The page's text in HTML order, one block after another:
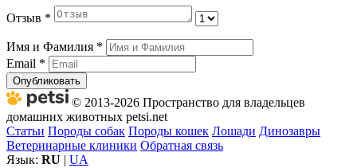
Отзыв *
Имя и Фамилия *
Email *
Опубликовать
© 2013-2026 Пространство для владельцев
домашних животных petsi.net
Статьи Породы собак Породы кошек Лошади Динозавры
Ветеринарные клиники Обратная связь
Язык: RU | UA